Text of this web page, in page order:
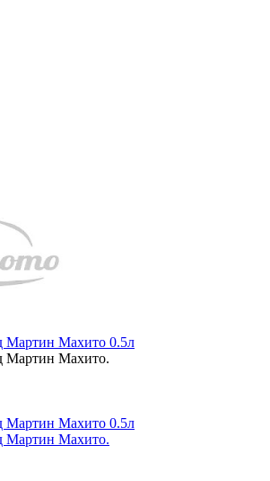
Мартин Махито 0.5л
Мартин Махито.
Мартин Махито 0.5л
Мартин Махито.